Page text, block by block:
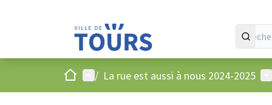
AccueilMenu principal
/ La rue est aussi à nous 2024-2025